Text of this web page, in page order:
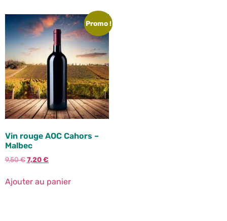
Promo !
Vin rouge AOC Cahors –
Malbec
9,50€7,20€
Ajouter au panier